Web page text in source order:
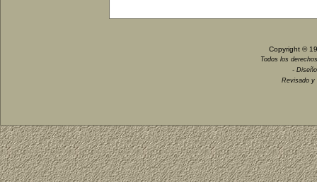
Copyright ©
Todos los
-
Revisado y